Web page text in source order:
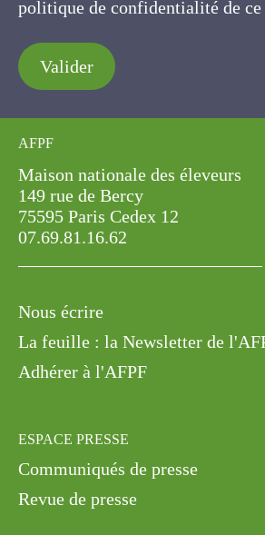
Valider
AFPF
Maison nationale des éleveurs
149 rue de Bercy
75595 Paris Cedex 12
07.69.81.16.62
La feuille : la Newsletter de l'AFPF
Adhérer à l'AFPF
Communiqués de presse
Revue de presse